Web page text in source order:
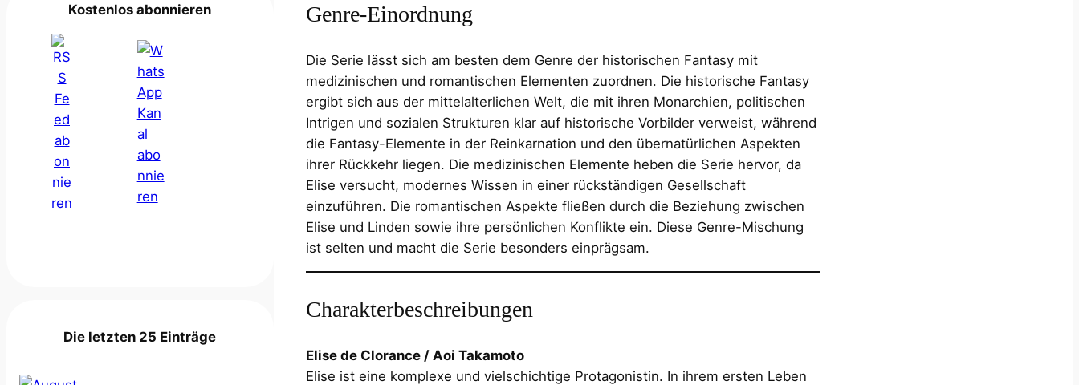
Kostenlos abonnieren
Die letzten 25 Einträge
Genre-Einordnung
Die Serie lässt sich am besten dem Genre der historischen Fantasy mit
medizinischen und romantischen Elementen zuordnen. Die historische Fantasy
ergibt sich aus der mittelalterlichen Welt, die mit ihren Monarchien, politischen
Intrigen und sozialen Strukturen klar auf historische Vorbilder verweist, während
die Fantasy-Elemente in der Reinkarnation und den übernatürlichen Aspekten
ihrer Rückkehr liegen. Die medizinischen Elemente heben die Serie hervor, da
Elise versucht, modernes Wissen in einer rückständigen Gesellschaft
einzuführen. Die romantischen Aspekte fließen durch die Beziehung zwischen
Elise und Linden sowie ihre persönlichen Konflikte ein. Diese Genre-Mischung
ist selten und macht die Serie besonders einprägsam.
Charakterbeschreibungen
Elise de Clorance / Aoi Takamoto
Elise ist eine komplexe und vielschichtige Protagonistin. In ihrem ersten Leben